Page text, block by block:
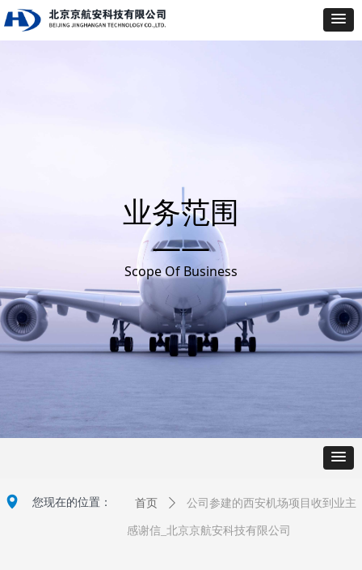
业务范围
——
Scope Of Business
넹 您现在的位置： 首页 ꄲ 公司参建的西安机场项目收到业主
感谢信_北京京航安科技有限公司